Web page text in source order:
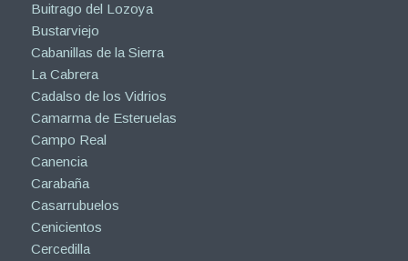
Buitrago del Lozoya
Bustarviejo
Cabanillas de la Sierra
La Cabrera
Cadalso de los Vidrios
Camarma de Esteruelas
Campo Real
Canencia
Carabaña
Casarrubuelos
Cenicientos
Cercedilla